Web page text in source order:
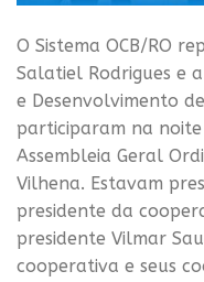
O Sistema OCB/RO
Salatiel Rodrigues e
e Desenvolvimento
participaram na
Assembleia Geral
Vilhena. Estavam
presidente da
presidente Vilmar
cooperativa e seus